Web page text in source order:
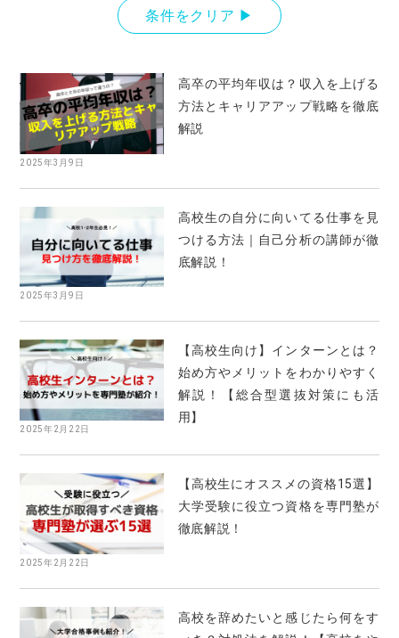
条件をクリア ▶︎
高卒の平均年収は？収入を上げる
方法とキャリアアップ戦略を徹底
解説
2025年3月9日
高校生の自分に向いてる仕事を見
つける方法｜自己分析の講師が徹
底解説！
2025年3月9日
【高校生向け】インターンとは？
始め方やメリットをわかりやすく
解説！【総合型選抜対策にも活
用】
2025年2月22日
【高校生にオススメの資格15選】
大学受験に役立つ資格を専門塾が
徹底解説！
2025年2月22日
高校を辞めたいと感じたら何をす